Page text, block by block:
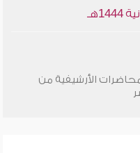
الأرشيفية من